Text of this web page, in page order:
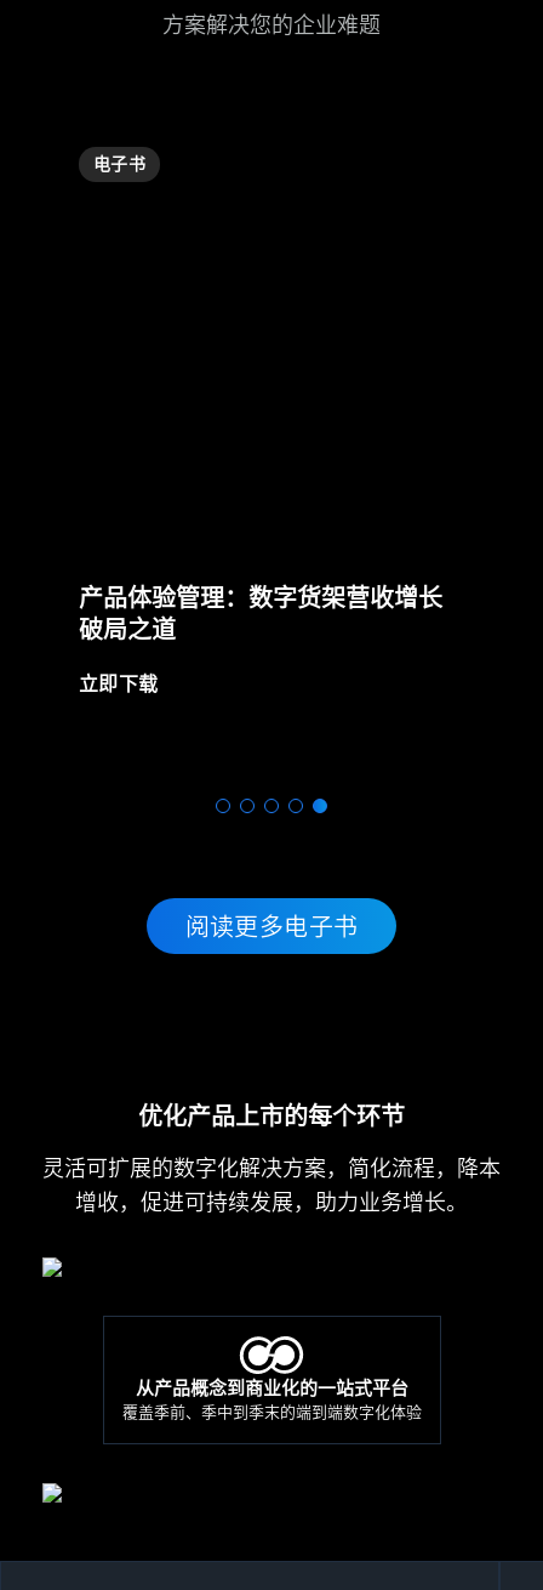
方案解决您的企业难题
电子书
产品体验管理：数字货架营收增长
破局之道
立即下载
阅读更多电子书
优化产品上市的每个环节
灵活可扩展的数字化解决方案，简化流程，降本
增收，促进可持续发展，助力业务增长。
从产品概念到商业化的一站式平台
覆盖季前、季中到季末的端到端数字化体验